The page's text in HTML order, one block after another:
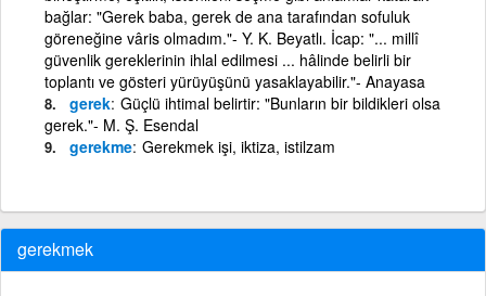
bağlar: "Gerek baba, gerek de ana tarafından sofuluk
göreneğine vâris olmadım."- Y. K. Beyatlı. İcap: "... millî
güvenlik gereklerinin ihlal edilmesi ... hâlinde belirli bir
toplantı ve gösteri yürüyüşünü yasaklayabilir."- Anayasa
gerek Güçlü ihtimal belirtir: "Bunların bir bildikleri olsa
gerek."- M. Ş. Esendal
gerekme Gerekmek işi, iktiza, istilzam
gerekmek